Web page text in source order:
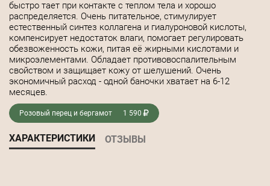
быстро тает при контакте с теплом тела и хорошо
распределяется. Очень питательное, стимулирует
естественный синтез коллагена и гиалуроновой кислоты,
компенсирует недостаток влаги, помогает регулировать
обезвоженность кожи, питая её жирными кислотами и
микроэлементами. Обладает противовоспалительным
свойством и защищает кожу от шелушений. Очень
экономичный расход - одной баночки хватает на 6-12
месяцев.
Розовый перец и бергамот 1 590
ХАРАКТЕРИСТИКИ ОТЗЫВЫ